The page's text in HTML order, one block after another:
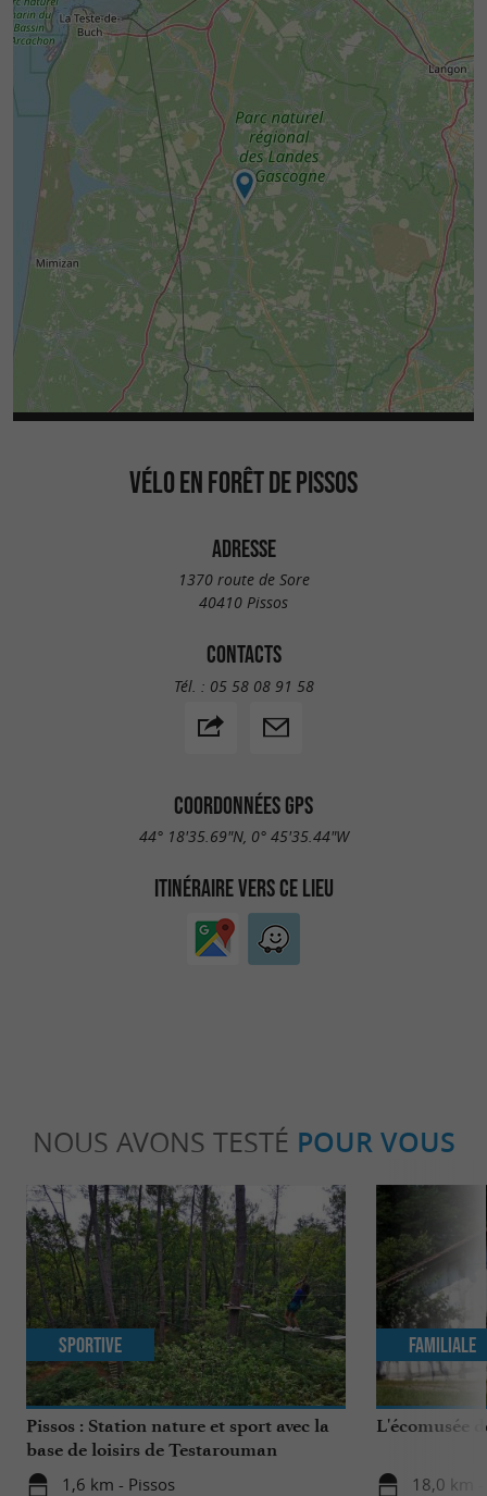
VÉLO EN FORÊT DE PISSOS
ADRESSE
1370 route de Sore
40410 Pissos
CONTACTS
Tél. : 05 58 08 91 58
COORDONNÉES GPS
44° 18'35.69"N, 0° 45'35.44"W
ITINÉRAIRE VERS CE LIEU
NOUS AVONS TESTÉ POUR VOUS
Pissos : Station nature et sport avec la
base de loisirs de Testarouman
1,6 km - Pissos
Sportive
L'écomusée
18,0 km -
Familiale